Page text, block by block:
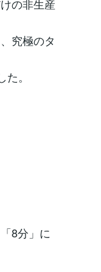
の非生産
究極のタ
。
8分」に